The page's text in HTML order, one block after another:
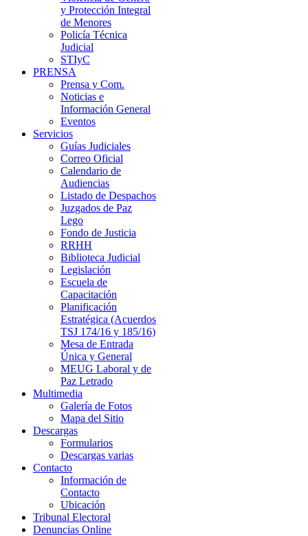
y Protección Integral
de Menores
Policía Técnica
Judicial
STIyC
PRENSA
Prensa y Com.
Noticias e
Información General
Eventos
Servicios
Guías Judiciales
Correo Oficial
Calendario de
Audiencias
Listado de Despachos
Juzgados de Paz
Lego
Fondo de Justicia
RRHH
Biblioteca Judicial
Legislación
Escuela de
Capacitación
Planificación
Estratégica (Acuerdos
TSJ 174/16 y 185/16)
Mesa de Entrada
Única y General
MEUG Laboral y de
Paz Letrado
Multimedia
Galería de Fotos
Mapa del Sitio
Descargas
Formularios
Descargas varias
Contacto
Información de
Contacto
Ubicación
Tribunal Electoral
Denuncias Online